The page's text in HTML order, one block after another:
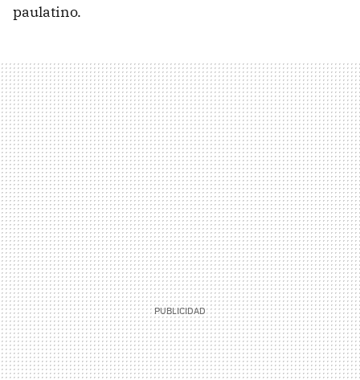
paulatino.